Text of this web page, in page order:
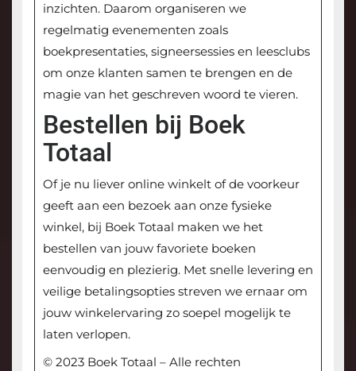
inzichten. Daarom organiseren we
regelmatig evenementen zoals
boekpresentaties, signeersessies en leesclubs
om onze klanten samen te brengen en de
magie van het geschreven woord te vieren.
Bestellen bij Boek
Totaal
Of je nu liever online winkelt of de voorkeur
geeft aan een bezoek aan onze fysieke
winkel, bij Boek Totaal maken we het
bestellen van jouw favoriete boeken
eenvoudig en plezierig. Met snelle levering en
veilige betalingsopties streven we ernaar om
jouw winkelervaring zo soepel mogelijk te
laten verlopen.
© 2023 Boek Totaal – Alle rechten